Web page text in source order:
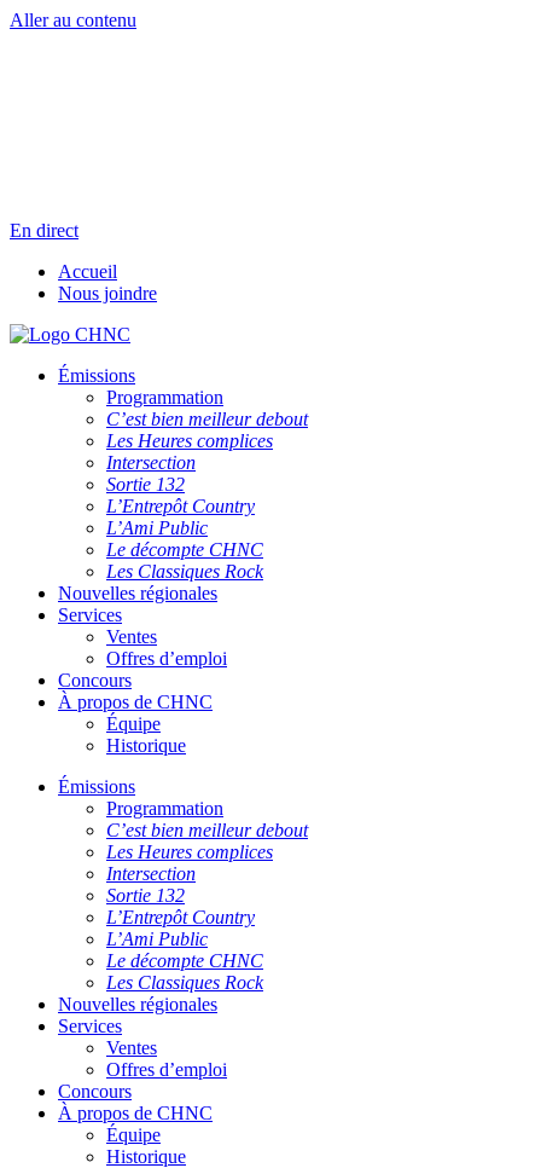
Aller au contenu
En direct
Accueil
Nous joindre
Émissions
Programmation
C’est bien meilleur debout
Les Heures complices
Intersection
Sortie 132
L’Entrepôt Country
L’Ami Public
Le décompte CHNC
Les Classiques Rock
Nouvelles régionales
Services
Ventes
Offres d’emploi
Concours
À propos de CHNC
Équipe
Historique
Émissions
Programmation
C’est bien meilleur debout
Les Heures complices
Intersection
Sortie 132
L’Entrepôt Country
L’Ami Public
Le décompte CHNC
Les Classiques Rock
Nouvelles régionales
Services
Ventes
Offres d’emploi
Concours
À propos de CHNC
Équipe
Historique